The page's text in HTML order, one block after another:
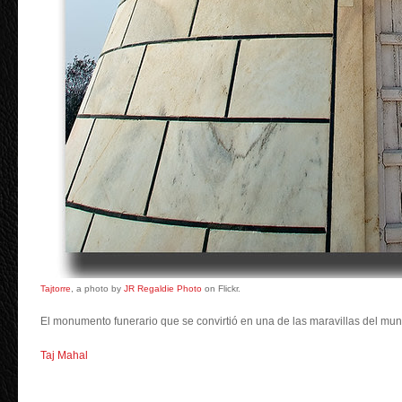
Tajtorre , a photo by JR Regaldie Photo on Flickr.
El monumento funerario que se convirtió en una de las maravillas del
Taj Mahal